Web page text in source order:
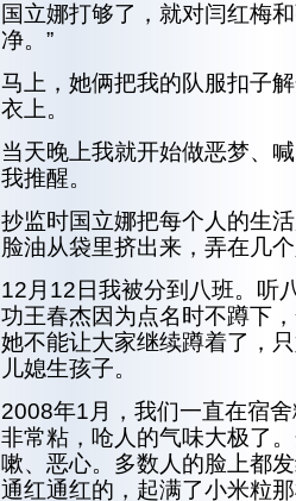
国立娜打够了，就对闫红梅
净。”
马上，她俩把我的队服扣子
衣上。
当天晚上我就开始做恶梦、
我推醒。
抄监时国立娜把每个人的生
脸油从袋里挤出来，弄在几
12月12日我被分到八班。听
功王春杰因为点名时不蹲下
她不能让大家继续蹲着了，
儿媳生孩子。
2008年1月，我们一直在宿
非常粘，呛人的气味大极了
嗽、恶心。多数人的脸上都
通红通红的，起满了小米粒